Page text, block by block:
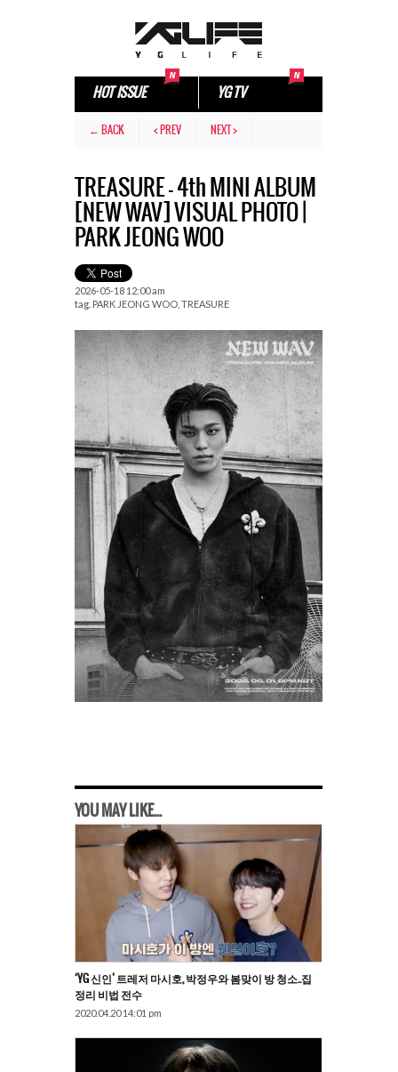
HOT ISSUE YG TV
← BACK < PREV NEXT >
TREASURE – 4th MINI ALBUM
[NEW WAV] VISUAL PHOTO |
PARK JEONG WOO
2026-05-18 12:00 am
tag. PARK JEONG WOO TREASURE
YOU MAY LIKE...
‘YG 신인’ 트레저 마시호, 박정우와 봄맞이 방 청소..집
정리 비법 전수
2020.04.20 14:01 pm